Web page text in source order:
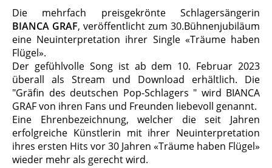
Die mehrfach preisgekrönte Schlagersängerin
BIANCA GRAF, veröffentlicht zum 30.Bühnenjubiläum
eine Neuinterpretation ihrer Single «Träume haben
Flügel».
Der gefühlvolle Song ist ab dem 10. Februar 2023
überall als Stream und Download erhältlich. Die
"Gräfin des deutschen Pop-Schlagers " wird BIANCA
GRAF von ihren Fans und Freunden liebevoll genannt.
Eine Ehrenbezeichnung, welcher die seit Jahren
erfolgreiche Künstlerin mit ihrer Neuinterpretation
ihres ersten Hits vor 30 Jahren «Träume haben Flügel»
wieder mehr als gerecht wird.